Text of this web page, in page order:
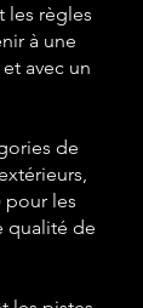
les règles
à une
avec un
de
pour les
qualité de